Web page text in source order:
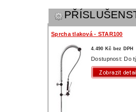
Sprcha tlaková - STAR100
4.490 Kč bez DPH
Dostupnost: Do